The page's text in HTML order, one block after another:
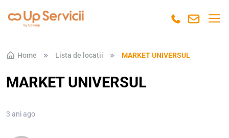
Skip to navigation
Skip to content
Home Lista de locatii MARKET UNIVERSUL
MARKET UNIVERSUL
3 ani ago